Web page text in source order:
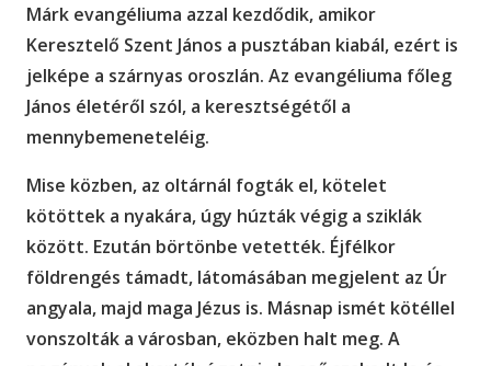
Márk evangéliuma azzal kezdődik, amikor
Keresztelő Szent János a pusztában kiabál, ezért is
jelképe a szárnyas oroszlán. Az evangéliuma főleg
János életéről szól, a keresztségétől a
mennybemeneteléig.
Mise közben, az oltárnál fogták el, kötelet
kötöttek a nyakára, úgy húzták végig a sziklák
között. Ezután börtönbe vetették. Éjfélkor
földrengés támadt, látomásában megjelent az Úr
angyala, majd maga Jézus is. Másnap ismét kötéllel
vonszolták a városban, eközben halt meg. A